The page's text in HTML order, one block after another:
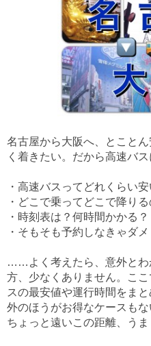
名古屋から大阪へ、とこと
く着きたい。だから高速バ
・高速バスってどれくらい安
・どこで乗ってどこで降りる
・時刻表は？何時間かかる？
・そもそも予約しなきゃダメ
……よく考えたら、意外とわ
方、少なくありません。こ
スの最安値や運行時間をま
外のほうがお得なケースも
ちょっと遠いこの距離、う